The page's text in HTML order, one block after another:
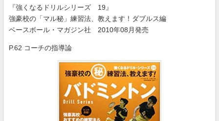
『強くなるドリルシリーズ 19』
強豪校の「マル秘」練習法、教えます！ダブルス編
ベースボール・マガジン社 2010年08月発売
P.62 コーチの指導論